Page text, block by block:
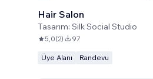
Hair Salon
Tasarım: Silk Social Studio
5,0(2) 97
Üye Alanı Randevu